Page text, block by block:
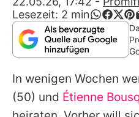
Familie
Alle Themen
Lesezeit: 2 min
In wenigen Wochen
(50) und Étienne